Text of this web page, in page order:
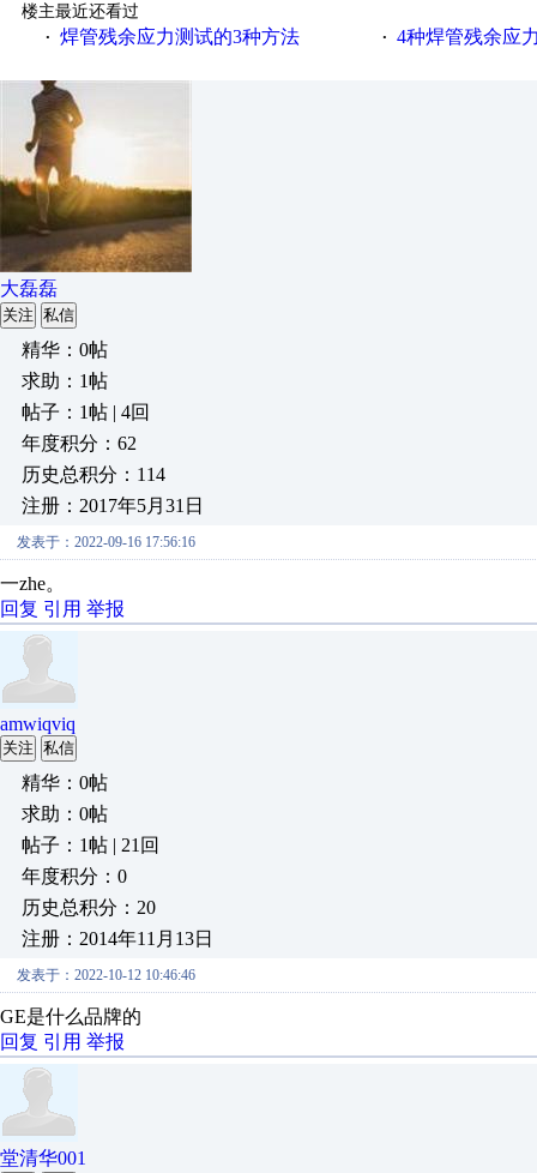
楼主最近还看过
· 焊管残余应力测试的3种方法 · 4种焊管残余应
大磊磊
关注 私信
精华：0帖
求助：1帖
帖子：1帖 | 4回
年度积分：62
历史总积分：114
注册：2017年5月31日
发表于：2022-09-16 17:56:16
一zhe。
回复 引用 举报
amwiqviq
关注 私信
精华：0帖
求助：0帖
帖子：1帖 | 21回
年度积分：0
历史总积分：20
注册：2014年11月13日
发表于：2022-10-12 10:46:46
GE是什么品牌的
回复 引用 举报
堂清华001